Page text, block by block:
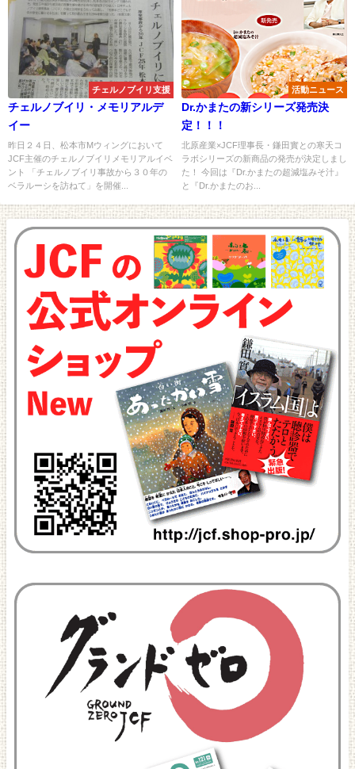
チェルノブイリ支援
チェルノブイリ・メモリアルデ
イー
昨日２４日、松本市Mウィングにおいて
JCF主催のチェルノブイリメモリアルイベ
ント 「チェルノブイリ事故から３０年の
ベラルーシを訪ねて」を開催...
活動ニュース
Dr.かまたの新シリーズ発売決
定！！！
北原産業×JCF理事長・鎌田實との寒天コ
ラボシリーズの新商品の発売が決定しまし
た！ 今回は『Dr.かまたの超減塩みそ汁』
と『Dr.かまたのお...